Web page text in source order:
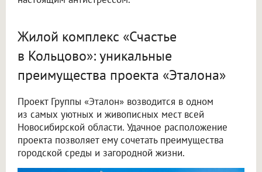
Жилой комплекс «Счастье
в Кольцово»: уникальные
преимущества проекта «Эталона»
Проект Группы «Эталон» возводится в одном
из самых уютных и живописных мест всей
Новосибирской области. Удачное расположение
проекта позволяет ему сочетать преимущества
городской среды и загородной жизни.